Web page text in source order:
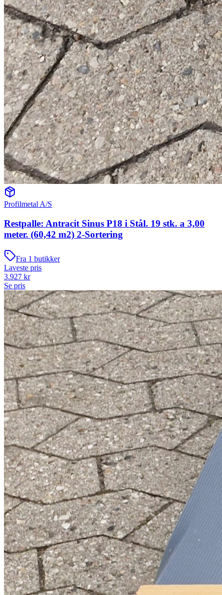
Profilmetal A/S
Restpalle: Antracit Sinus P18 i Stål. 19 stk. a 3,00
meter. (60,42 m2) 2-Sortering
Fra 1 butikker
Laveste pris
3.927 kr
Se pris